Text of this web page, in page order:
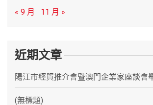
« 9 月
11 月 »
近期文章
陽江市經貿推介會暨澳門企業家座談會
(無標題)